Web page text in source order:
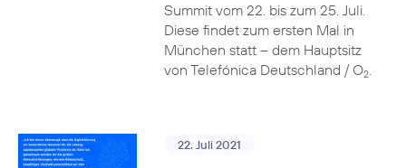
Summit vom 22. bis zum 25. Juli.
Diese findet zum ersten Mal in
München statt – dem Hauptsitz
von Telefónica Deutschland / O2.
22. Juli 2021